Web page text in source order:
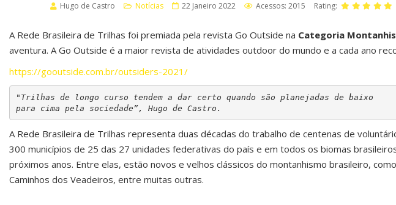
Hugo de Castro Notícias 22 Janeiro 2022 Acessos: 2015 Rating:
A Rede Brasileira de Trilhas foi premiada pela revista Go Outside na Categoria
aventura. A Go Outside é a maior revista de atividades outdoor do mundo e a cada ano
https://gooutside.com.br/outsiders-2021/
"Trilhas de longo curso tendem a dar certo quando são planejadas de baixo
para cima pela sociedade”, Hugo de Castro.
A Rede Brasileira de Trilhas representa duas décadas do trabalho de centenas de
300 municípios de 25 das 27 unidades federativas do país e em todos os biomas
próximos anos. Entre elas, estão novos e velhos clássicos do montanhismo brasileiro,
Caminhos dos Veadeiros, entre muitas outras.